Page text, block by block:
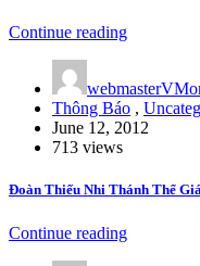
Continue reading
Thông Báo ,
June 12, 2012
713 views
Đoàn Thiếu Nhi Thánh Thể
Continue reading